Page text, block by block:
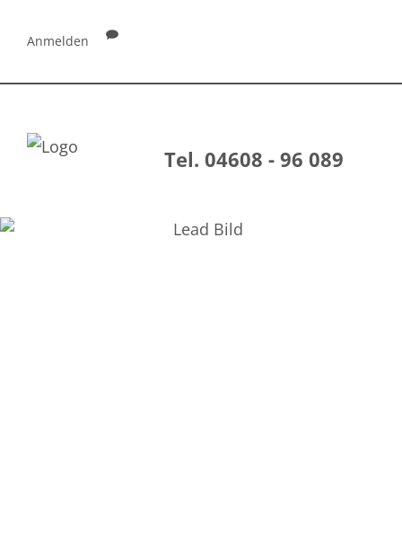
Anmelden
Tel. 04608 - 96 089